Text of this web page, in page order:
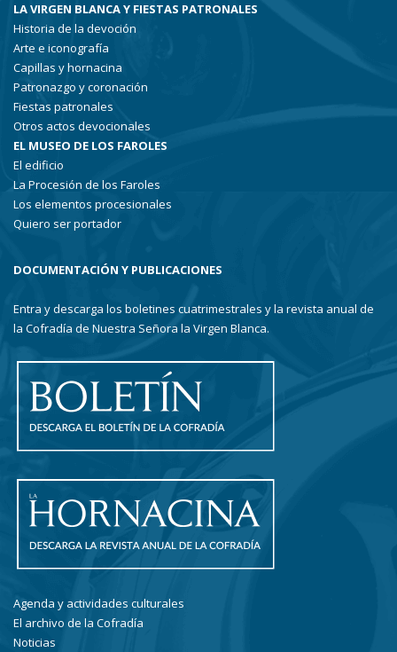
LA VIRGEN BLANCA Y FIESTAS PATRONALES
Historia de la devoción
Arte e iconografía
Capillas y hornacina
Patronazgo y coronación
Fiestas patronales
Otros actos devocionales
EL MUSEO DE LOS FAROLES
El edificio
La Procesión de los Faroles
Los elementos procesionales
Quiero ser portador
DOCUMENTACIÓN Y PUBLICACIONES
Entra y descarga los boletines cuatrimestrales y la revista anual de
la Cofradía de Nuestra Señora la Virgen Blanca.
Agenda y actividades culturales
El archivo de la Cofradía
Noticias